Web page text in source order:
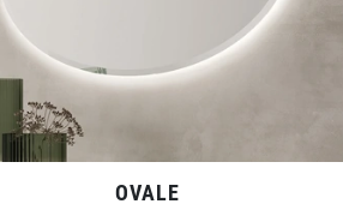
OVALE